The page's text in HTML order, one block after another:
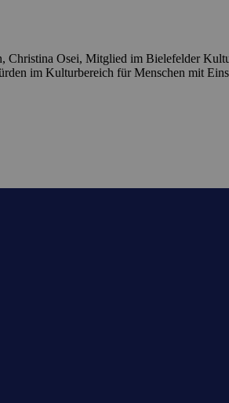
Osei, Mitglied im Bielefelder
im Kulturbereich für Menschen mit